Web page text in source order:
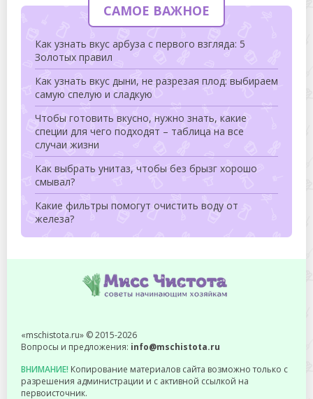
САМОЕ ВАЖНОЕ
Как узнать вкус арбуза с первого взгляда: 5
Золотых правил
Как узнать вкус дыни, не разрезая плод: выбираем
самую спелую и сладкую
Чтобы готовить вкусно, нужно знать, какие
специи для чего подходят – таблица на все
случаи жизни
Как выбрать унитаз, чтобы без брызг хорошо
смывал?
Какие фильтры помогут очистить воду от
железа?
«mschistota.ru» © 2015-2026
Вопросы и предложения: info@mschistota.ru
ВНИМАНИЕ! Копирование материалов сайта возможно только с
разрешения администрации и с активной ссылкой на
первоисточник.